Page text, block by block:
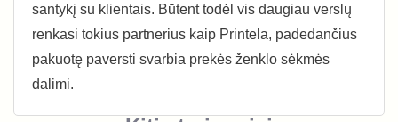
santykį su klientais. Būtent todėl vis daugiau verslų
renkasi tokius partnerius kaip Printela, padedančius
pakuotę paversti svarbia prekės ženklo sėkmės
dalimi.